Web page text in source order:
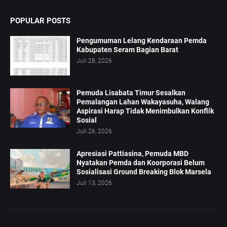
POPULAR POSTS
Pengumuman Lelang Kendaraan Pemda
Kabupaten Seram Bagian Barat
Juli 28, 2026
Pemuda Lisabata Timur Sesalkan
Pemalangan Lahan Wakayasuha, Walang
Aspirasi Harap Tidak Menimbulkan Konflik
Sosial
Juli 26, 2026
Apresiasi Pattiasina, Pemuda MBD
Nyatakan Pemda dan Koorporasi Belum
Sosialisasi Ground Breaking Blok Marsela
Juli 13, 2026